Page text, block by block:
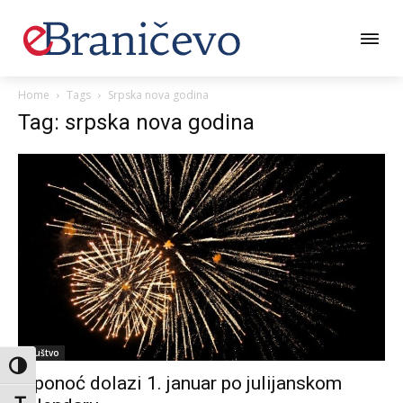
Toggle High Contrast
Home Tags Srpska nova godina
Tag: srpska nova godina
Društvo
U ponoć dolazi 1. januar po julijanskom